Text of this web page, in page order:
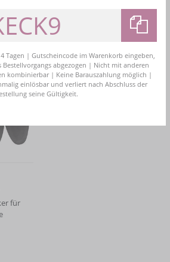
für
Tagen | Gutscheincode im Warenkorb eingeben,
Bestellvorgangs abgezogen | Nicht mit anderen
kombinierbar | Keine Barauszahlung möglich |
einlösbar und verliert nach Abschluss der
seine Gültigkeit.